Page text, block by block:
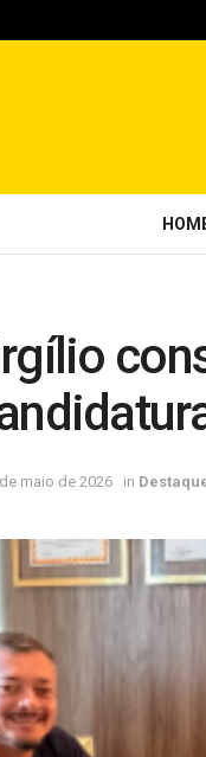
maio de 2026 in